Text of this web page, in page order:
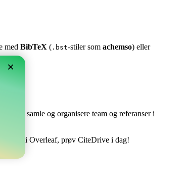
med BibTeX ( .bst-stiler som achemso) eller
deg samle og organisere team og referanser i
i Overleaf, prøv CiteDrive i dag!
×